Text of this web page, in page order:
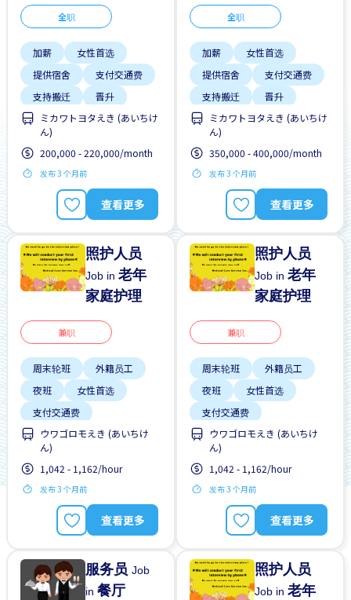
全职
加薪
女性首选
提供宿舍
支付交通费
支持搬迁
晋升
男性首选
高收入潜能
ミカワトヨタえき (あいちけ
ん)
200,000 - 220,000/month
发布 3 个月前
查看更多
全职
加薪
女性首选
提供宿舍
支付交通费
支持搬迁
晋升
男性首选
高收入潜能
ミカワトヨタえき (あいちけ
ん)
350,000 - 400,000/month
发布 3 个月前
查看更多
照护人员
Job in老年
家庭护理
兼职
周末轮班
外籍员工
夜班
女性首选
支付交通费
无经验要求
早班
有机会被录取全职工作
男性首选
ウワゴロモえき (あいちけ
ん)
1,042 - 1,162/hour
发布 3 个月前
查看更多
照护人员
Job in老年
家庭护理
兼职
周末轮班
外籍员工
夜班
女性首选
支付交通费
无经验要求
早班
有机会被录取全职工作
男性首选
ウワゴロモえき (あいちけ
ん)
1,042 - 1,162/hour
发布 3 个月前
查看更多
服务员Job
in餐厅
照护人员
Job in老年